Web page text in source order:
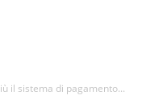
il sistema di pagamento...